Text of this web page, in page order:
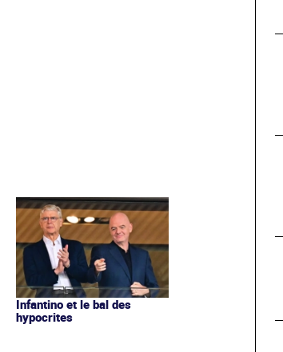
Infantino et le bal des
hypocrites